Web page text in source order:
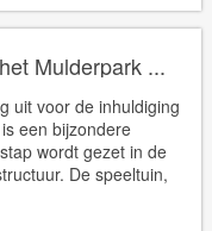
Mulderpark ...
uit voor de inhuldiging
een bijzondere
wordt gezet in de
De speeltuin,